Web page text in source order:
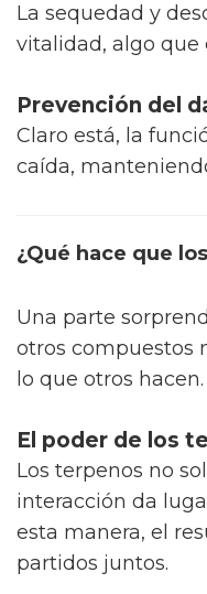
La sequedad y
vitalidad, algo que
Prevención del
Claro está, la
caída,
¿Qué hace que
Una parte
otros compuestos
lo que otros hacen.
El poder de los
Los terpenos no
interacción da
esta manera, el
partidos juntos.